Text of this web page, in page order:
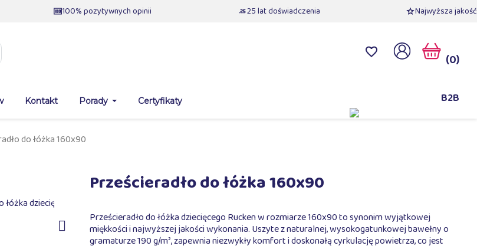
100% pozytywnych opinii 25 lat doświadczenia Najwyższa jakość
(0)
Kontakt Porady Certyfikaty B2B
do łóżka 160x90

Prześcieradło do łóżka 160x90
Prześcieradło do łóżka dziecięcego Rucken w rozmiarze 160x90 to synonim wyjątkowej
miękkości i najwyższej jakości wykonania. Uszyte z naturalnej, wysokogatunkowej bawełny o
gramaturze 190 g/m², zapewnia niezwykły komfort i doskonałą cyrkulację powietrza, co jest